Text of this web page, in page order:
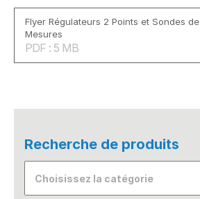
Flyer Régulateurs 2 Points et Sondes de
Mesures
PDF : 5 MB
Recherche de produits